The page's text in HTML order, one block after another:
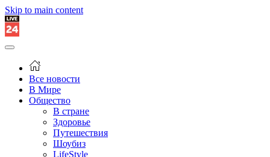
Skip to main content
Все новости
В Мире
Общество
В стране
Здоровье
Путешествия
Шоубиз
LifeStyle